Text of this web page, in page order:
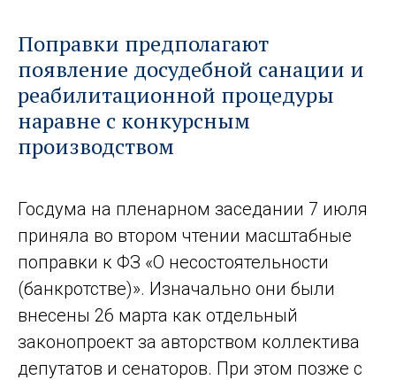
Поправки предполагают
появление досудебной санации и
реабилитационной процедуры
наравне с конкурсным
производством
Госдума на пленарном заседании 7 июля
приняла во втором чтении масштабные
поправки к ФЗ «О несостоятельности
(банкротстве)». Изначально они были
внесены 26 марта как отдельный
законопроект за авторством коллектива
депутатов и сенаторов. При этом позже с